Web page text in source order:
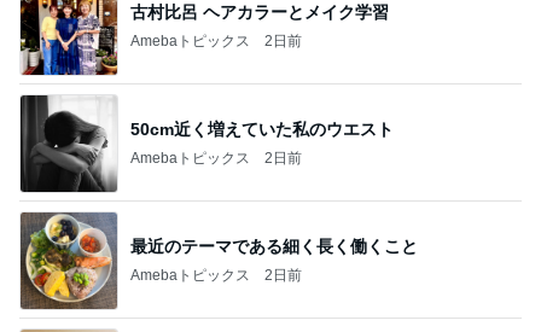
古村比呂 ヘアカラーとメイク学習
Amebaトピックス 2日前
50cm近く増えていた私のウエスト
Amebaトピックス 2日前
最近のテーマである細く長く働くこと
Amebaトピックス 2日前